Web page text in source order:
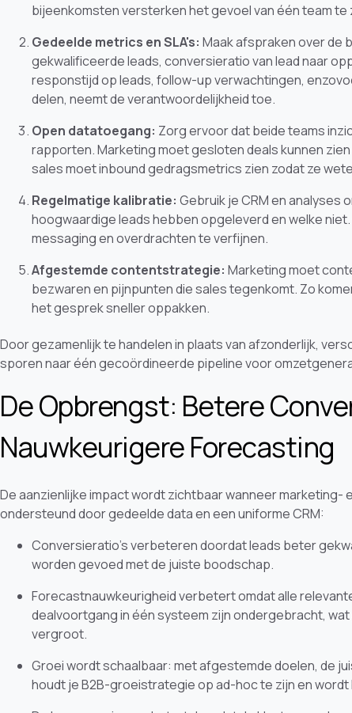
bijeenkomsten versterken het gevoel van één team te
Gedeelde metrics en SLA's: Maak afspraken over de
gekwalificeerde leads, conversieratio van lead naar
responstijd op leads, follow-up verwachtingen,
delen, neemt de verantwoordelijkheid toe.
Open datatoegang: Zorg ervoor dat beide teams
rapporten. Marketing moet gesloten deals kunnen
sales moet inbound gedragsmetrics zien zodat ze
Regelmatige kalibratie: Gebruik je CRM en analyses
hoogwaardige leads hebben opgeleverd en welke
messaging en overdrachten te verfijnen.
Afgestemde contentstrategie: Marketing moet
bezwaren en pijnpunten die sales tegenkomt. Zo
het gesprek sneller oppakken.
Door gezamenlijk te handelen in plaats van afzonderlijk,
sporen naar één gecoördineerde pipeline voor
De Opbrengst: Betere
Nauwkeurigere Forecasting
De aanzienlijke impact wordt zichtbaar wanneer marketing-
ondersteund door gedeelde data en een uniforme CRM:
Conversieratio's verbeteren doordat leads beter
worden gevoed met de juiste boodschap.
Forecastnauwkeurigheid verbetert omdat alle
dealvoortgang in één systeem zijn ondergebracht,
vergroot.
Groei wordt schaalbaar: met afgestemde doelen, de
houdt je B2B-groeistrategie op ad-hoc te zijn en wordt